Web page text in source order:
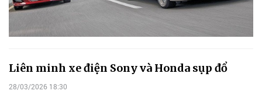
Liên minh xe điện Sony và Honda sụp đổ
28/03/2026 18:30